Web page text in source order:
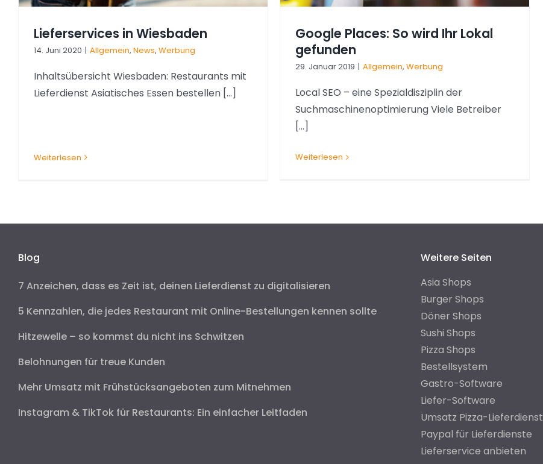
Lieferservices in Wiesbaden
14. Juni 2020 | Allgemein, News, Werbung
Inhaltsübersicht Wiesbaden: Restaurants mit
Lieferdienst Asiatisches Essen bestellen [...]
Weiterlesen
Google Places: So wird Ihr Lokal
gefunden
29. Januar 2019 | Allgemein, Werbung
Local SEO – eine Spezialdisziplin der
Suchmaschinenoptimierung Viele Betreiber
[...]
Weiterlesen
Blog
7 Anzeichen, dass es Zeit ist, deinen Lieferdienst zu digitalisieren
5 Kennzahlen, die jedes Restaurant mit Online-Bestellungen kennen sollte
Hitzewelle – so kommst du nicht ins Schwitzen
Belohnungen für treue Kunden
Mehr Umsatz mit Frühstücksangeboten zum Mitnehmen
Instagram & TikTok für Restaurants: Ein einfacher Leitfaden
Weitere Seiten
Asia Shops
Burger Shops
Döner Shops
Sushi Shops
Pizza Shops
Bestellsystem
Gastro-Software
Liefer-Software
Umsatz Pizza-Lieferdienst
Paypal für Lieferdienste
Lieferservice anbieten